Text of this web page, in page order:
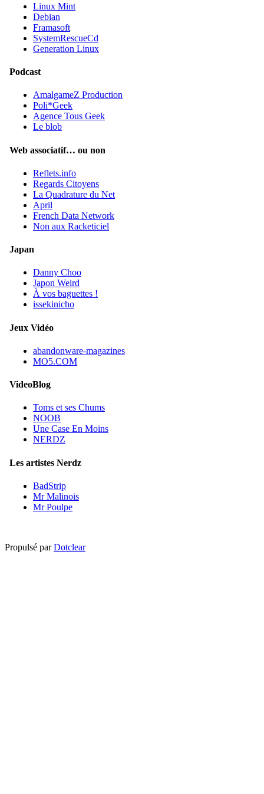
Linux Mint
Debian
Framasoft
SystemRescueCd
Generation Linux
Podcast
AmalgameZ Production
Poli*Geek
Agence Tous Geek
Le blob
Web associatif… ou non
Reflets.info
Regards Citoyens
La Quadrature du Net
April
French Data Network
Non aux Racketiciel
Japan
Danny Choo
Japon Weird
À vos baguettes !
issekinicho
Jeux Vidéo
abandonware-magazines
MO5.COM
VideoBlog
Toms et ses Chums
NOOB
Une Case En Moins
NERDZ
Les artistes Nerdz
BadStrip
Mr Malinois
Mr Poulpe
Propulsé parDotclear